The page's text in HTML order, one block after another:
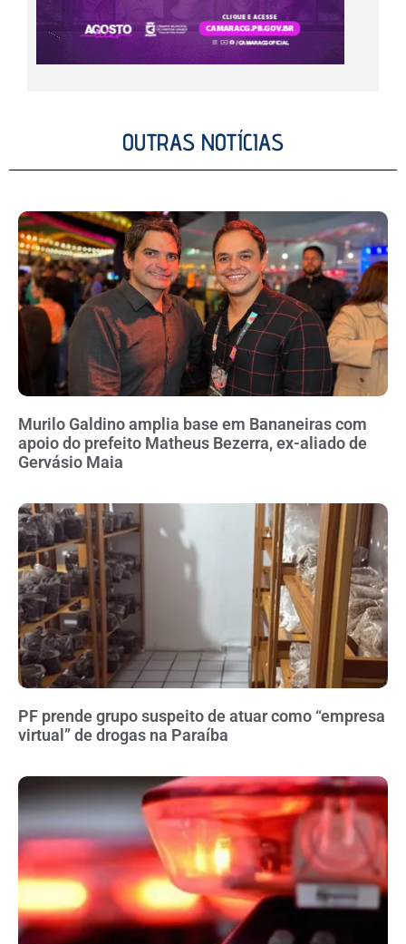
OUTRAS NOTÍCIAS
Murilo Galdino amplia base em Bananeiras com
apoio do prefeito Matheus Bezerra, ex-aliado de
Gervásio Maia
PF prende grupo suspeito de atuar como “empresa
virtual” de drogas na Paraíba